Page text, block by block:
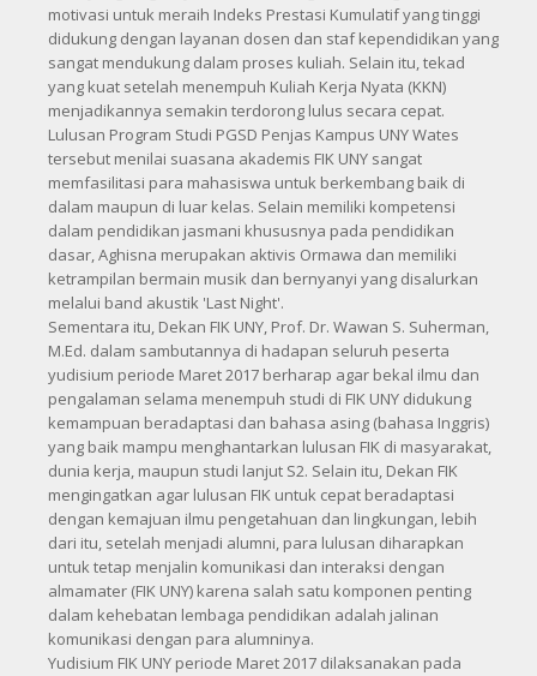
motivasi untuk meraih Indeks Prestasi Kumulatif yang tinggi
didukung dengan layanan dosen dan staf kependidikan yang
sangat mendukung dalam proses kuliah. Selain itu, tekad
yang kuat setelah menempuh Kuliah Kerja Nyata (KKN)
menjadikannya semakin terdorong lulus secara cepat.
Lulusan Program Studi PGSD Penjas Kampus UNY Wates
tersebut menilai suasana akademis FIK UNY sangat
memfasilitasi para mahasiswa untuk berkembang baik di
dalam maupun di luar kelas. Selain memiliki kompetensi
dalam pendidikan jasmani khususnya pada pendidikan
dasar, Aghisna merupakan aktivis Ormawa dan memiliki
ketrampilan bermain musik dan bernyanyi yang disalurkan
melalui band akustik 'Last Night'.
Sementara itu, Dekan FIK UNY, Prof. Dr. Wawan S. Suherman,
M.Ed. dalam sambutannya di hadapan seluruh peserta
yudisium periode Maret 2017 berharap agar bekal ilmu dan
pengalaman selama menempuh studi di FIK UNY didukung
kemampuan beradaptasi dan bahasa asing (bahasa Inggris)
yang baik mampu menghantarkan lulusan FIK di masyarakat,
dunia kerja, maupun studi lanjut S2. Selain itu, Dekan FIK
mengingatkan agar lulusan FIK untuk cepat beradaptasi
dengan kemajuan ilmu pengetahuan dan lingkungan, lebih
dari itu, setelah menjadi alumni, para lulusan diharapkan
untuk tetap menjalin komunikasi dan interaksi dengan
almamater (FIK UNY) karena salah satu komponen penting
dalam kehebatan lembaga pendidikan adalah jalinan
komunikasi dengan para alumninya.
Yudisium FIK UNY periode Maret 2017 dilaksanakan pada